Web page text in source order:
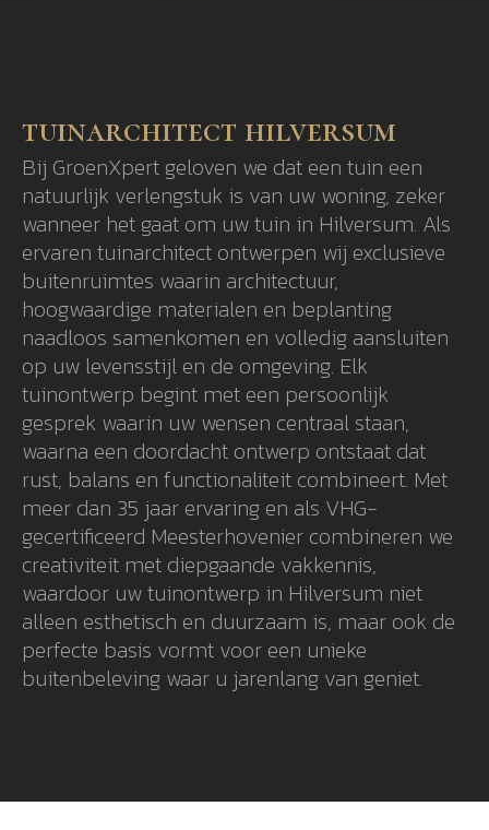
tuinarchitect hilversum
Bij GroenXpert geloven we dat een tuin een
natuurlijk verlengstuk is van uw woning, zeker
wanneer het gaat om uw tuin in Hilversum. Als
ervaren tuinarchitect ontwerpen wij exclusieve
buitenruimtes waarin architectuur,
hoogwaardige materialen en beplanting
naadloos samenkomen en volledig aansluiten
op uw levensstijl en de omgeving. Elk
tuinontwerp begint met een persoonlijk
gesprek waarin uw wensen centraal staan,
waarna een doordacht ontwerp ontstaat dat
rust, balans en functionaliteit combineert. Met
meer dan 35 jaar ervaring en als VHG-
gecertificeerd Meesterhovenier combineren we
creativiteit met diepgaande vakkennis,
waardoor uw tuinontwerp in Hilversum niet
alleen esthetisch en duurzaam is, maar ook de
perfecte basis vormt voor een unieke
buitenbeleving waar u jarenlang van geniet.